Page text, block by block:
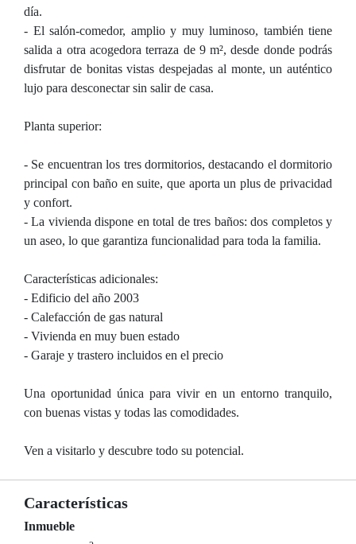
día.
- El salón-comedor, amplio y muy luminoso, también tiene
salida a otra acogedora terraza de 9 m², desde donde podrás
disfrutar de bonitas vistas despejadas al monte, un auténtico
lujo para desconectar sin salir de casa.
Planta superior:
- Se encuentran los tres dormitorios, destacando el dormitorio
principal con baño en suite, que aporta un plus de privacidad
y confort.
- La vivienda dispone en total de tres baños: dos completos y
un aseo, lo que garantiza funcionalidad para toda la familia.
Características adicionales:
- Edificio del año 2003
- Calefacción de gas natural
- Vivienda en muy buen estado
- Garaje y trastero incluidos en el precio
Una oportunidad única para vivir en un entorno tranquilo,
con buenas vistas y todas las comodidades.
Ven a visitarlo y descubre todo su potencial.
Características
Inmueble